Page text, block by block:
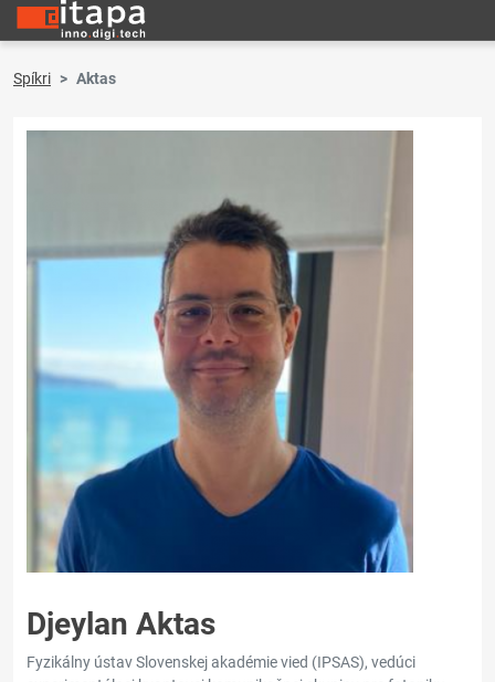
Spíkri Aktas
Djeylan Aktas
Fyzikálny ústav Slovenskej akadémie vied (IPSAS), vedúci